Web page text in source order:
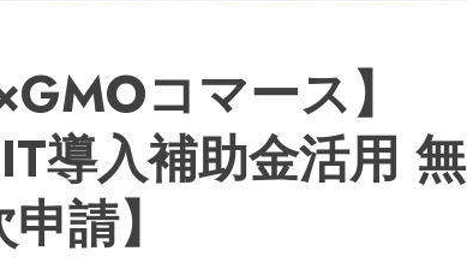
コマース】
導入補助金活用 無
請】